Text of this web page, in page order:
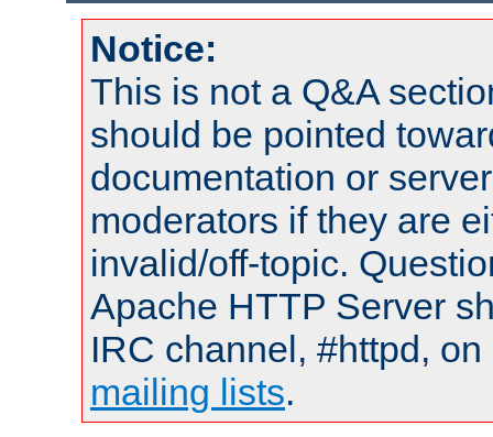
Notice:
This is not a Q&A
should be pointed
documentation or
moderators if they are
invalid/off-topic.
Apache HTTP Server
IRC channel, #httpd,
mailing lists.